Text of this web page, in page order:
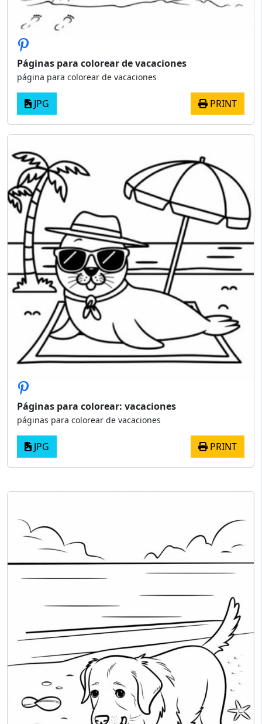
Páginas para colorear de vacaciones
página para colorear de vacaciones
JPG PRINT
Páginas para colorear: vacaciones
páginas para colorear de vacaciones
JPG PRINT